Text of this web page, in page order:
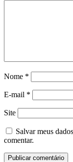
Nome *
E-mail *
Site
Salvar meus
comentar.